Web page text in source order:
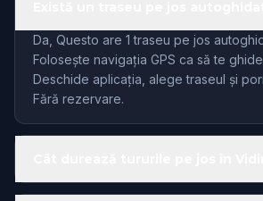
Da, Questo are 1 traseu pe jos
Folosește navigația GPS ca să te
Deschide aplicația, alege traseul și
Fără rezervare.